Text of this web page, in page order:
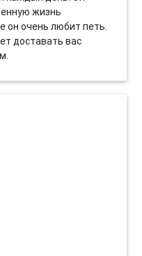
жизнь
он очень любит петь.
доставать вас